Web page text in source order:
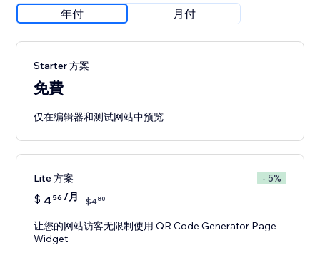
年付 月付
Starter 方案
免費
仅在编辑器和测试网站中预览
Lite 方案 - 5%
$ 4 56 /月 $480
让您的网站访客无限制使用 QR Code Generator Page
Widget